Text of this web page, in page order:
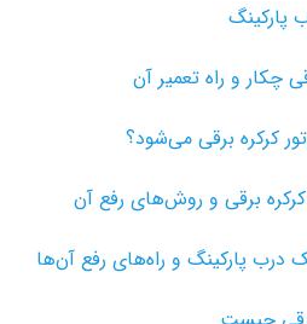
چکار و راه تعمیر آن
کرکره برقی می‌شود؟
برقی و روش‌های رفع آن
درب پارکینگ و راه‌های رفع آن‌ها